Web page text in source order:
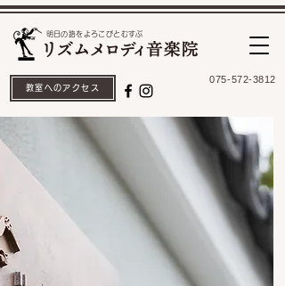
​明日の路をよろこびとむすぶ
教室へのアクセス
075-572-3812